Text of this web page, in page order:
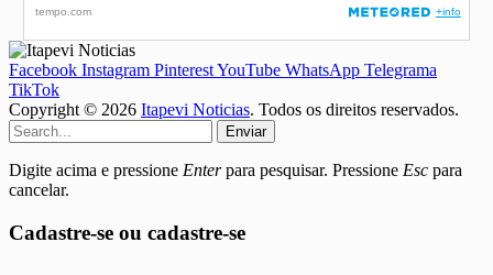
Facebook Instagram PinterestYouTube WhatsApp Telegrama
TikTok
Copyright © 2026 Itapevi Noticias. Todos os direitos reservados.
Enviar
Digite acima e pressione Enterpara pesquisar. Pressione Esc para
cancelar.
Cadastre-se ou cadastre-se